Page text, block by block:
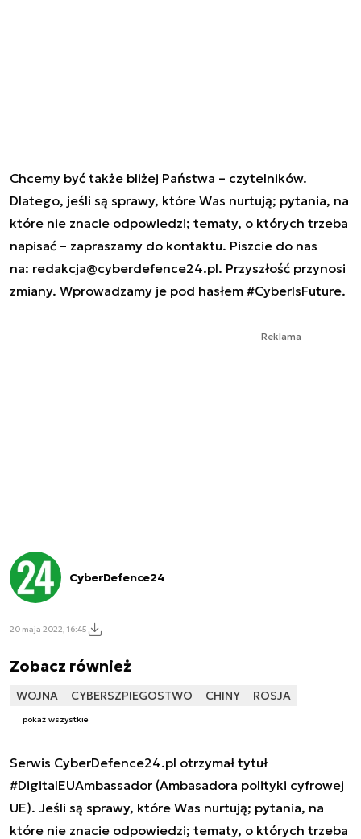
Chcemy być także bliżej Państwa – czytelników.
Dlatego, jeśli są sprawy, które Was nurtują; pytania, na
które nie znacie odpowiedzi; tematy, o których trzeba
napisać – zapraszamy do kontaktu. Piszcie do nas
na: redakcja@cyberdefence24.pl. Przyszłość przynosi
zmiany. Wprowadzamy je pod hasłem #CyberIsFuture.
Reklama
CyberDefence24
20 maja 2022, 16:45
Zobacz również
WOJNA CYBERSZPIEGOSTWO CHINY ROSJA
pokaż wszystkie
Serwis CyberDefence24.pl otrzymał tytuł
#DigitalEUAmbassador (Ambasadora polityki cyfrowej
UE). Jeśli są sprawy, które Was nurtują; pytania, na
które nie znacie odpowiedzi; tematy, o których trzeba